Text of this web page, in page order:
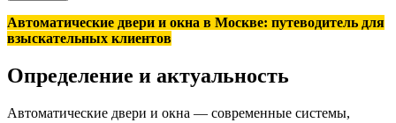
Автоматические двери и окна в Москве: путеводитель для
взыскательных клиентов
Определение и актуальность
Автоматические двери и окна — современные системы,